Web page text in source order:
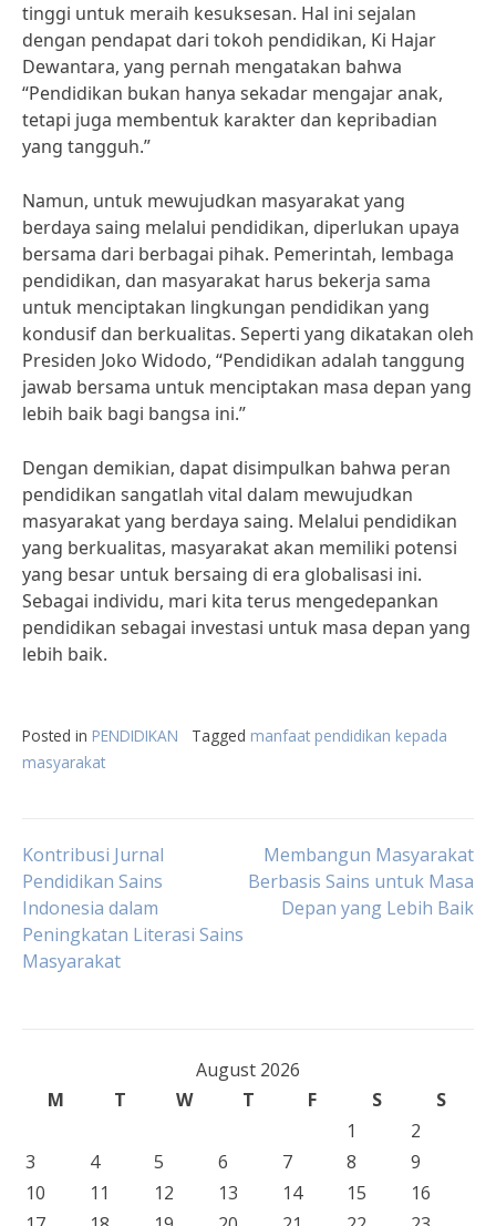
tinggi untuk meraih kesuksesan. Hal ini sejalan
dengan pendapat dari tokoh pendidikan, Ki Hajar
Dewantara, yang pernah mengatakan bahwa
“Pendidikan bukan hanya sekadar mengajar anak,
tetapi juga membentuk karakter dan kepribadian
yang tangguh.”
Namun, untuk mewujudkan masyarakat yang
berdaya saing melalui pendidikan, diperlukan upaya
bersama dari berbagai pihak. Pemerintah, lembaga
pendidikan, dan masyarakat harus bekerja sama
untuk menciptakan lingkungan pendidikan yang
kondusif dan berkualitas. Seperti yang dikatakan oleh
Presiden Joko Widodo, “Pendidikan adalah tanggung
jawab bersama untuk menciptakan masa depan yang
lebih baik bagi bangsa ini.”
Dengan demikian, dapat disimpulkan bahwa peran
pendidikan sangatlah vital dalam mewujudkan
masyarakat yang berdaya saing. Melalui pendidikan
yang berkualitas, masyarakat akan memiliki potensi
yang besar untuk bersaing di era globalisasi ini.
Sebagai individu, mari kita terus mengedepankan
pendidikan sebagai investasi untuk masa depan yang
lebih baik.
Posted in PENDIDIKAN Tagged manfaat pendidikan kepada
masyarakat
Post
navigation
Kontribusi Jurnal
Pendidikan Sains
Indonesia dalam
Peningkatan Literasi Sains
Masyarakat
Membangun Masyarakat
Berbasis Sains untuk Masa
Depan yang Lebih Baik
August 2026
M
T W T F S
S
1
2
3
4 5 6 7 8
9
10
11 12 13 14 15
16